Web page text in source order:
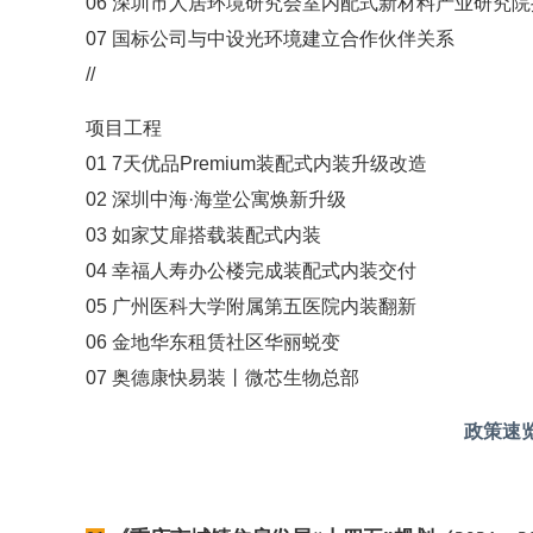
07 国标公司与中设光环境建立合作伙伴关系
//
项目工程
01 7天优品Premium装配式内装升级改造
02 深圳中海·海堂公寓焕新升级
03 如家艾扉搭载装配式内装
04 幸福人寿办公楼完成装配式内装交付
05 广州医科大学附属第五医院内装翻新
06 金地华东租赁社区华丽蜕变
07 奥德康快易装丨微芯生物总部
政策速